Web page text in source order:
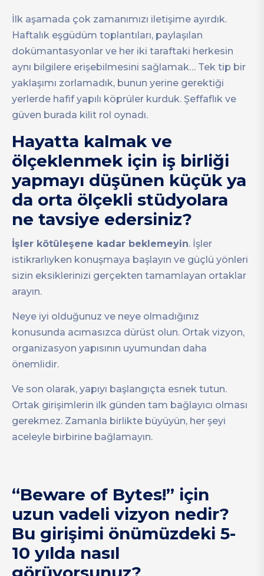
İlk aşamada çok zamanımızı iletişime ayırdık.
Haftalık eşgüdüm toplantıları, paylaşılan
dokümantasyonlar ve her iki taraftaki herkesin
aynı bilgilere erişebilmesini sağlamak… Tek tip bir
yaklaşımı zorlamadık, bunun yerine gerektiği
yerlerde hafif yapılı köprüler kurduk. Şeffaflık ve
güven burada kilit rol oynadı.
Hayatta kalmak ve
ölçeklenmek için iş birliği
yapmayı düşünen küçük ya
da orta ölçekli stüdyolara
ne tavsiye edersiniz?
İşler kötüleşene kadar beklemeyin. İşler
istikrarlıyken konuşmaya başlayın ve güçlü yönleri
sizin eksiklerinizi gerçekten tamamlayan ortaklar
arayın.
Neye iyi olduğunuz ve neye olmadığınız
konusunda acımasızca dürüst olun. Ortak vizyon,
organizasyon yapısının uyumundan daha
önemlidir.
Ve son olarak, yapıyı başlangıçta esnek tutun.
Ortak girişimlerin ilk günden tam bağlayıcı olması
gerekmez. Zamanla birlikte büyüyün, her şeyi
aceleyle birbirine bağlamayın.
“Beware of Bytes!” için
uzun vadeli vizyon nedir?
Bu girişimi önümüzdeki 5-
10 yılda nasıl